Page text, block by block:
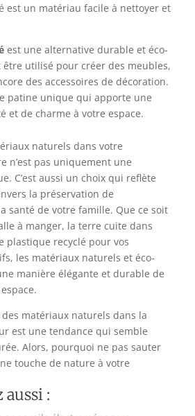
est un matériau facile à nettoyer et
est une alternative durable et éco-
utilisé pour créer des meubles,
des accessoires de décoration.
patine unique qui apporte une
et de charme à votre espace.
naturels dans votre
n’est pas uniquement une
C’est aussi un choix qui reflète
la préservation de
santé de votre famille. Que ce soit
à manger, la terre cuite dans
plastique recyclé pour vos
les matériaux naturels et éco-
manière élégante et durable de
matériaux naturels dans la
est une tendance qui semble
Alors, pourquoi ne pas sauter
touche de nature à votre
aussi :